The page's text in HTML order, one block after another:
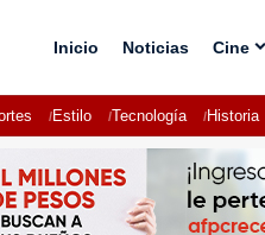
Inicio Noticias Cine
Estilo Tecnología Historia